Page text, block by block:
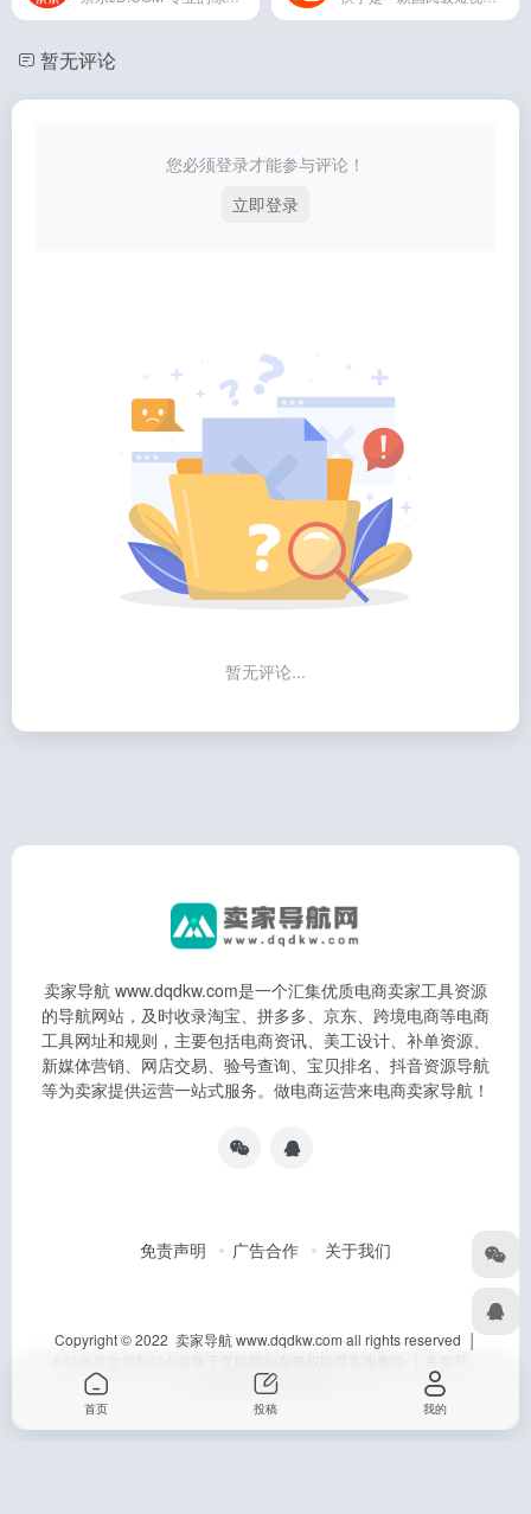
暂无评论
您必须登录才能参与评论！
立即登录
暂无评论...
卖家导航 www.dqdkw.com是一个汇集优质电商卖家工具资源
的导航网站，及时收录淘宝、拼多多、京东、跨境电商等电商
工具网址和规则，主要包括电商资讯、美工设计、补单资源、
新媒体营销、网店交易、验号查询、宝贝排名、抖音资源导航
等为卖家提供运营一站式服务。做电商运营来电商卖家导航！
免责声明 广告合作 关于我们
Copyright © 2022 卖家导航 www.dqdkw.com all rights reserved │
沪ICP备15028150号
首页 投稿 我的